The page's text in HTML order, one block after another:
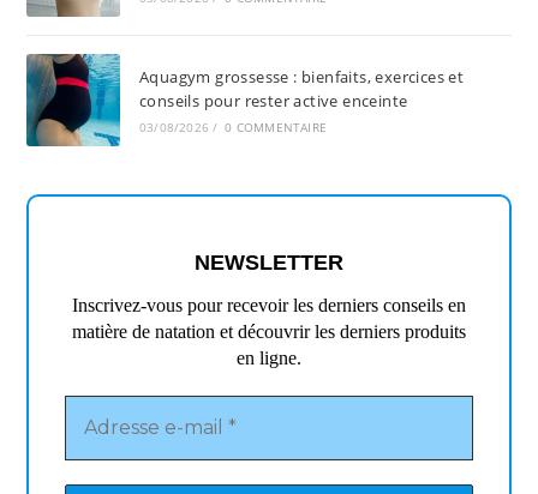
Aquagym grossesse : bienfaits, exercices et
conseils pour rester active enceinte
03/08/2026 / 0 COMMENTAIRE
NEWSLETTER
Inscrivez-vous pour recevoir les derniers conseils en
matière de natation et découvrir les derniers produits
en ligne.